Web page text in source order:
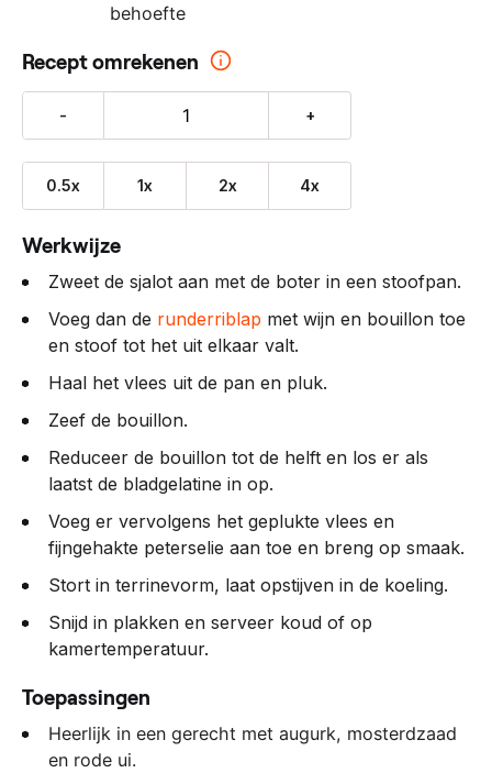
behoefte
Recept omrekenen
- +
0.5x 1x 2x 4x
Werkwijze
Zweet de sjalot aan met de boter in een stoofpan.
Voeg dan de runderriblap met wijn en bouillon toe
en stoof tot het uit elkaar valt.
Haal het vlees uit de pan en pluk.
Zeef de bouillon.
Reduceer de bouillon tot de helft en los er als
laatst de bladgelatine in op.
Voeg er vervolgens het geplukte vlees en
fijngehakte peterselie aan toe en breng op smaak.
Stort in terrinevorm, laat opstijven in de koeling.
Snijd in plakken en serveer koud of op
kamertemperatuur.
Toepassingen
Heerlijk in een gerecht met augurk, mosterdzaad
en rode ui.